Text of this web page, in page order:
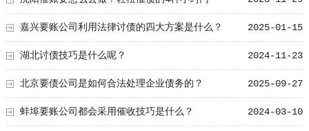
2025-01-15
嘉兴要账公司利用法律讨债的四大方案是什么？
2024-11-23
湖北讨债技巧是什么呢？
2025-09-27
北京要债公司是如何合法处理企业债务的？
2024-03-10
蚌埠要账公司都会采用催收技巧是什么？